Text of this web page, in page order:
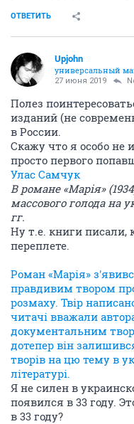
ОТВЕТИТЬ
Upjohn
универсальный
27 июня 2019
Полез
изданий (не
в России.
Скажу что я особо не
просто первого
Улас Самчук
В романе «Марія»
массового голода на
гг.
Ну т.е. книги
переплете.
Роман «Марія»
правдивим твором
розмаху. Твір
читачі вважали
документальним
дотепер він
творів на цю тему в
літературі.
Я не силен в
появился в 33 году.
в 33 году?